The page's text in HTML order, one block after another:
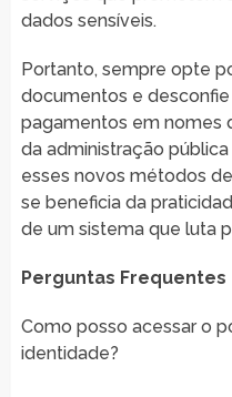
dados sensíveis.
Portanto, sempre opte
documentos e
pagamentos em nomes
da administração
esses novos métodos
se beneficia da
de um sistema que luta
Perguntas Frequentes
Como posso acessar o
identidade?